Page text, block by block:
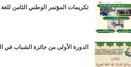
تكريمات المؤتمر الوطني الثامن للغة
الدورة الأولى من جائزة الشباب في